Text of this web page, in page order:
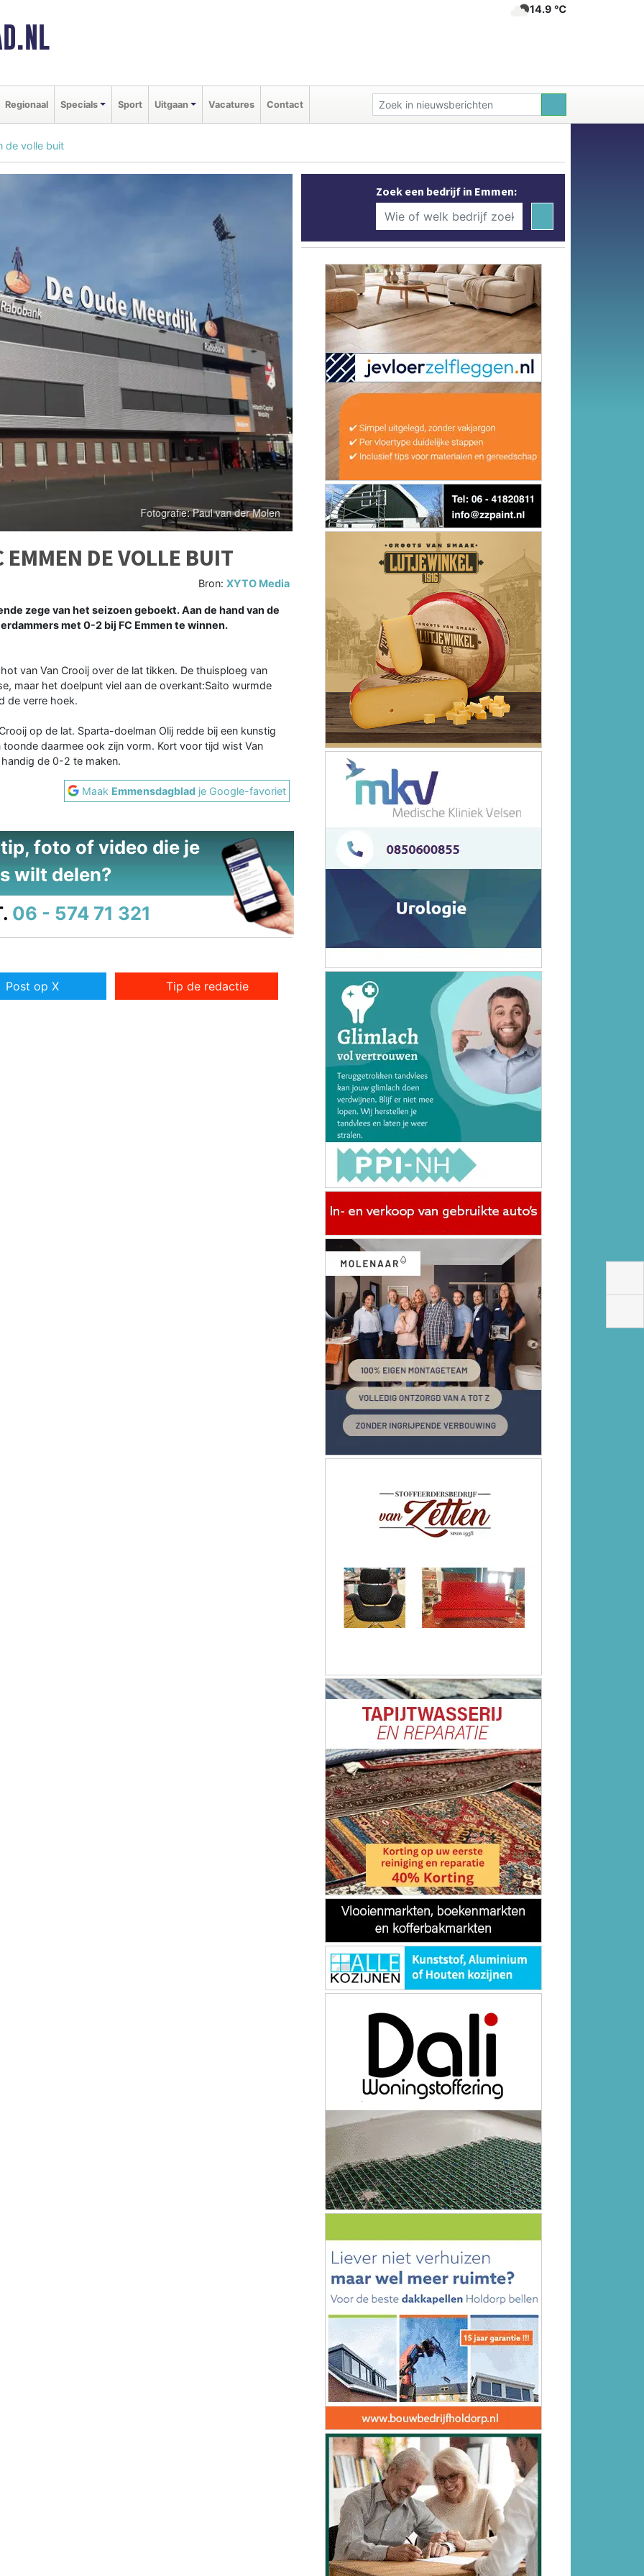
14.9 ℃
Regionaal Specials Sport Uitgaan Vacatures Contact
de volle buit
EMMEN DE VOLLE BUIT
Bron:XYTO Media
zege van het seizoen geboekt. Aan de hand van de
met 0-2 bij FC Emmen te winnen.
van Van Crooij over de lat tikken. De thuisploeg van
maar het doelpunt viel aan de overkant:Saito wurmde
de verre hoek.
op de lat. Sparta-doelman Olij redde bij een kunstig
daarmee ook zijn vorm. Kort voor tijd wist Van
de 0-2 te maken.
Maak Emmensdagblad je Google-favoriet
foto of video die je
wilt delen?
06 - 574 71 321
Post op X Tip de redactie
Zoek een bedrijf in Emmen: